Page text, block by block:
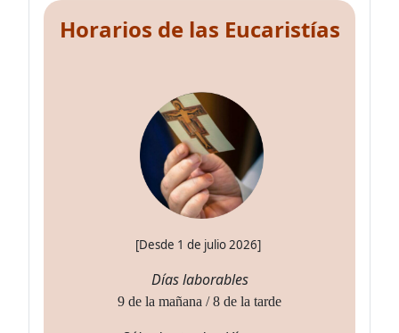
Horarios de las Eucaristías
[Desde 1 de julio 2026]
Días laborables
9 de la mañana / 8 de la tarde